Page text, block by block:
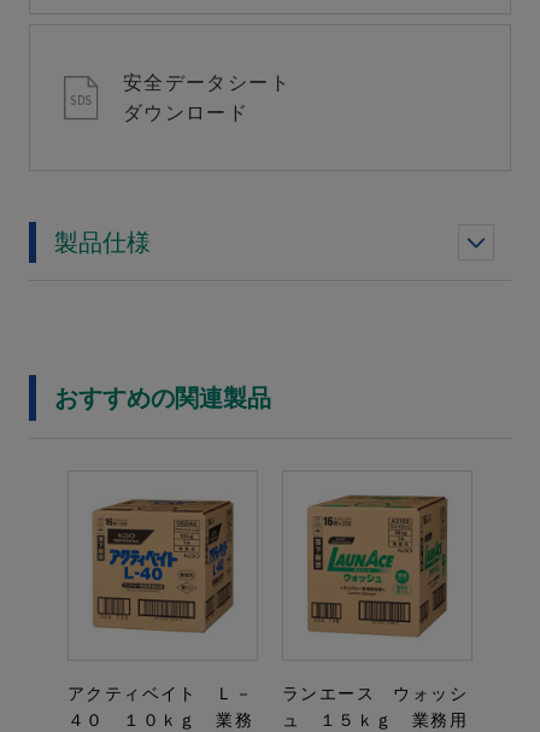
安全データシート
ダウンロード
製品仕様
おすすめの関連製品
アクティベイト Ｌ－
４０ １０ｋｇ 業務
ランエース ウォッシ
ュ １５ｋｇ 業務用